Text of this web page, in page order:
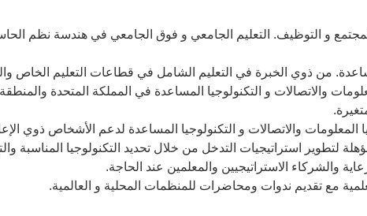
و التوظيف. التعليم الجامعي و فوق الجامعي في هندسة نظم
من ذوي الخبرة في التعليم الشامل في قطاعات التعليم الخاص
والاتصالات و التكنولوجيا المساعدة في المملكة المتحدة
المعلومات والاتصالات و التكنولوجيا المساعدة لدعم الأشخاص
لتطوير استراتيجيات التدخل من خلال تحديد التكنولوجيا المناسبة
والشركاء الاستراتيجيين والمعلمين عند الحاجة.
مع تقديم ندوات ومحاضرات للمنظمات المحلية و العالمية.